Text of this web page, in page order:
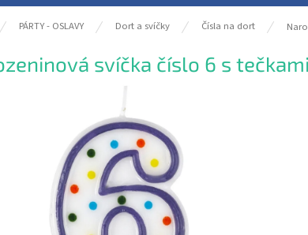
PÁRTY - OSLAVY Dort a svíčky Čísla na dort
svíčka číslo 6 s tečkami